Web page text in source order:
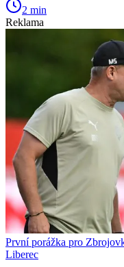
2 min
Reklama
První porážka pro
Liberec